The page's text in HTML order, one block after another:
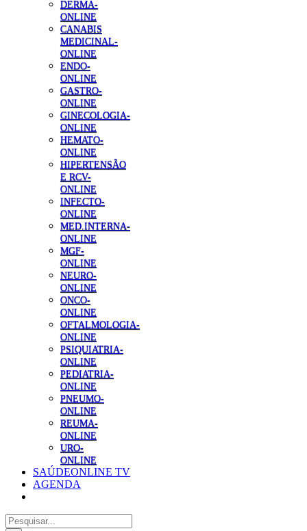
DERMA-
ONLINE
CANABIS
MEDICINAL-
ONLINE
ENDO-
ONLINE
GASTRO-
ONLINE
GINECOLOGIA-
ONLINE
HEMATO-
ONLINE
HIPERTENSÃO
E RCV-
ONLINE
INFECTO-
ONLINE
MED.INTERNA-
ONLINE
MGF-
ONLINE
NEURO-
ONLINE
ONCO-
ONLINE
OFTALMOLOGIA-
ONLINE
PSIQUIATRIA-
ONLINE
PEDIATRIA-
ONLINE
PNEUMO-
ONLINE
REUMA-
ONLINE
URO-
ONLINE
SAÚDEONLINE TV
AGENDA
Pesquisar